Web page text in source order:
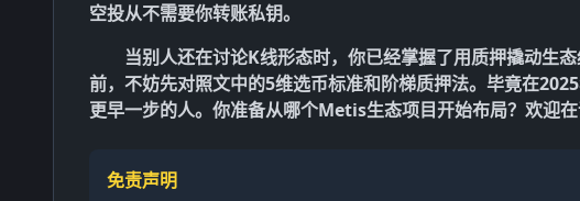
空投从不需要你转账私钥。
当别人还在讨论K线形态时，你已经掌握了用质押撬动生
前，不妨先对照文中的5维选币标准和阶梯质押法。毕竟在
更早一步的人。你准备从哪个Metis生态项目开始布局？欢迎在
免责声明